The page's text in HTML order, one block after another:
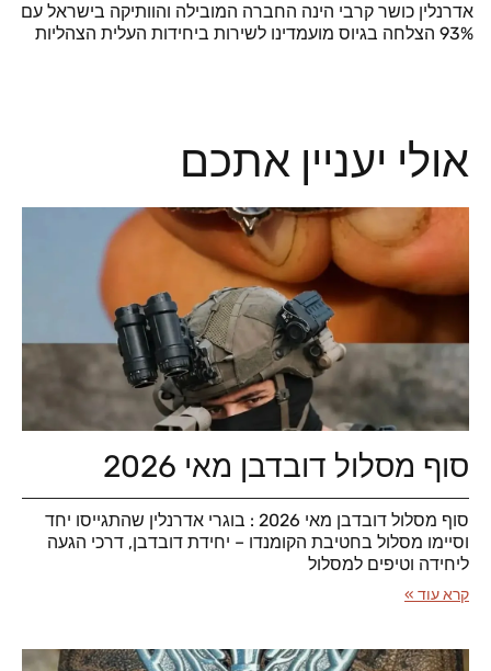
אדרנלין כושר קרבי הינה החברה המובילה והוותיקה בישראל עם
93% הצלחה בגיוס מועמדינו לשירות ביחידות העלית הצהליות
אולי יעניין אתכם
סוף מסלול דובדבן מאי 2026
סוף מסלול דובדבן מאי 2026 : בוגרי אדרנלין שהתגייסו יחד
וסיימו מסלול בחטיבת הקומנדו – יחידת דובדבן, דרכי הגעה
ליחידה וטיפים למסלול
קרא עוד »